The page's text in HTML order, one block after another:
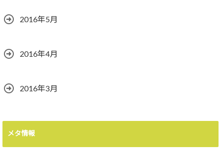
2016年5月
2016年4月
2016年3月
メタ情報